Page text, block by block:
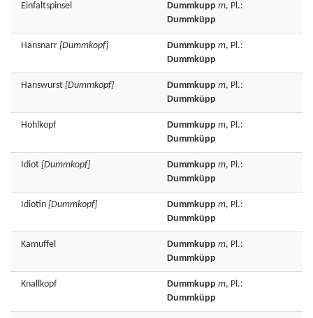
Einfaltspinsel Dummkupp m, Pl.:
Dummküpp
Hansnarr [Dummkopf] Dummkupp m, Pl.:
Dummküpp
Hanswurst [Dummkopf] Dummkupp m, Pl.:
Dummküpp
Hohlkopf Dummkupp m, Pl.:
Dummküpp
Idiot [Dummkopf] Dummkupp m, Pl.:
Dummküpp
Idiotin [Dummkopf] Dummkupp m, Pl.:
Dummküpp
Kamuffel Dummkupp m, Pl.:
Dummküpp
Knallkopf Dummkupp m, Pl.:
Dummküpp